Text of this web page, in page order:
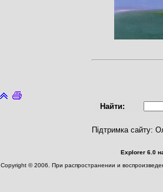
Найти:
Підтримка сайту:
Explorer 6.0
Copyright © 2006. При распространении и